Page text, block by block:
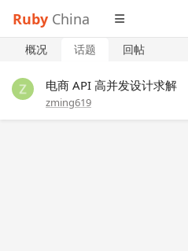
Ruby China
概况 话题 回帖
电商 API 高并发设计求解
zming619